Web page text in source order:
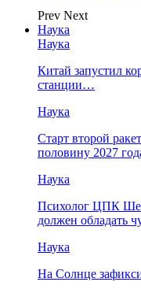
Prev Next
Наука
Наука
Китай запустил
станции…
Наука
Старт второй
половину 2027
Наука
Психолог ЦПК
должен обладать
Наука
На Солнце